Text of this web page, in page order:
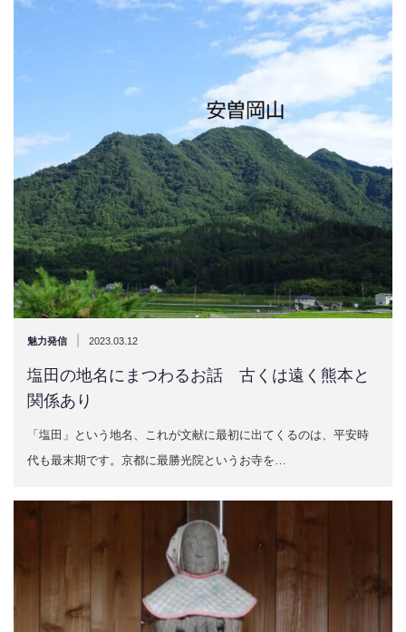
魅力発信 2023.03.12
塩田の地名にまつわるお話 古くは遠く熊本と
関係あり
「塩田」という地名、これが文献に最初に出てくるのは、平安時
代も最末期です。京都に最勝光院というお寺を…